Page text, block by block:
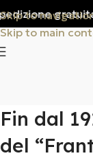
Skip to
Skip to main
gratuita
Fin dal
del